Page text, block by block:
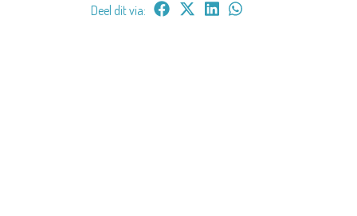
Deel dit via: